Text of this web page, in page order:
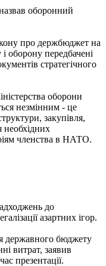
оборонний
про держбюджет на
оборону передбачені
стратегічного
оборони
незмінним - це
закупівля,
необхідних
членства в НАТО.
до
азартних ігор.
державного бюджету
витрат, заявив
презентації.